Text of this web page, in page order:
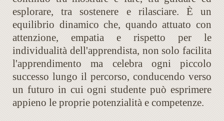
esplorare, tra sostenere e rilasciare. È un
equilibrio dinamico che, quando attuato con
attenzione, empatia e rispetto per le
individualità dell'apprendista, non solo facilita
l'apprendimento ma celebra ogni piccolo
successo lungo il percorso, conducendo verso
un futuro in cui ogni studente può esprimere
appieno le proprie potenzialità e competenze.